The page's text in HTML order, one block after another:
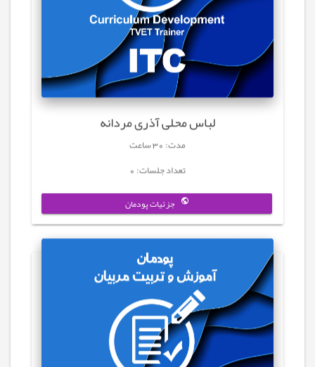
لباس محلی آذری مردانه
مدت: 30 ساعت
تعداد جلسات: 0
جزئیات پودمان